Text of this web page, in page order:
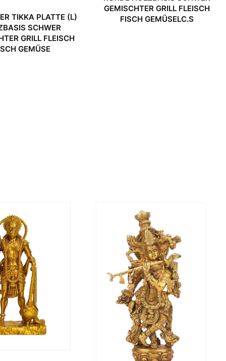
TIKKA PLATTE (L)
SCHWER
GRILL FLEISCH
GEMÜSE
GEMISCHTER GRILL FLEISCH
FISCH GEMÜSELC.S